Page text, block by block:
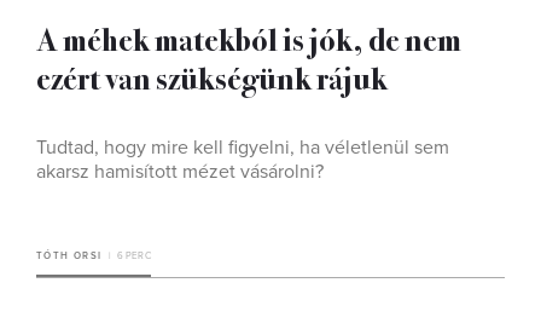
A méhek matekból is jók, de nem
ezért van szükségünk rájuk
Tudtad, hogy mire kell figyelni, ha véletlenül sem
akarsz hamisított mézet vásárolni?
TÓTH ORSI 6 PERC